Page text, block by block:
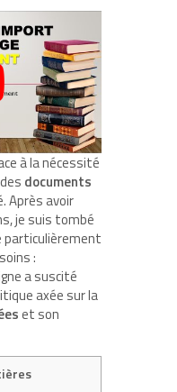
à la nécessité
documents
Après avoir
je suis tombé
particulièrement
:
a suscité
axée sur la
et son